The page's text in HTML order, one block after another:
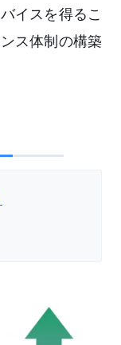
イスを得るこ
ス体制の構築